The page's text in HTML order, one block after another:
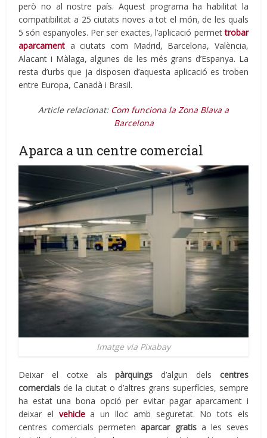
però no al nostre país. Aquest programa ha habilitat la
compatibilitat a 25 ciutats noves a tot el món, de les quals
5 són espanyoles. Per ser exactes, l’aplicació permettrobar
aparcament a ciutats com Madrid, Barcelona, València,
Alacant i Màlaga, algunes de les més grans d’Espanya. La
resta d’urbs que ja disposen d’aquesta aplicació es troben
entre Europa, Canadà i Brasil.
Article relacionat: Com funciona la Zona Blava a
Barcelona
Aparca a un centre comercial
Imatge via Pixabay
Deixar el cotxe alspàrquings d’algun dels centres
comercials de la ciutat o d’altres grans superfícies, sempre
ha estat una bona opció per evitar pagar aparcament i
deixar el vehiclea un lloc amb seguretat. No tots els
centres comercials permetenaparcar gratisa les seves